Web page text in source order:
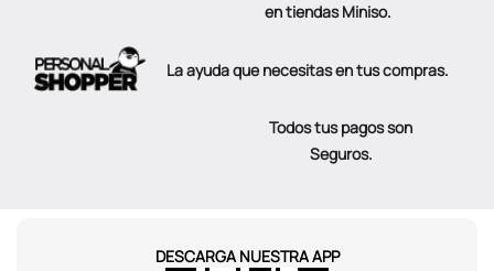
en tiendas Miniso.
La ayuda que necesitas en tus compras.
Todos tus pagos son
Seguros.
DESCARGA NUESTRA APP